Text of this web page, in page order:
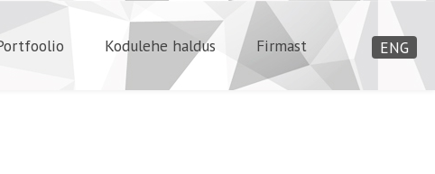
ENG
Kodulehe haldus Firmast